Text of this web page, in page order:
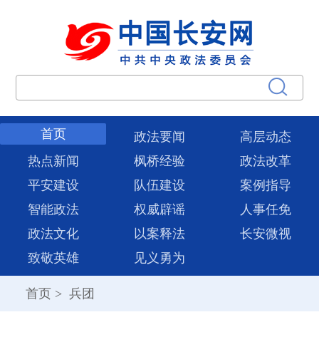
首页 政法要闻
高层动态
热点新闻
枫桥经验
政法改革
平安建设
队伍建设
案例指导
智能政法
权威辟谣
人事任免
政法文化
以案释法
长安微视
致敬英雄
见义勇为
首页 > 兵团